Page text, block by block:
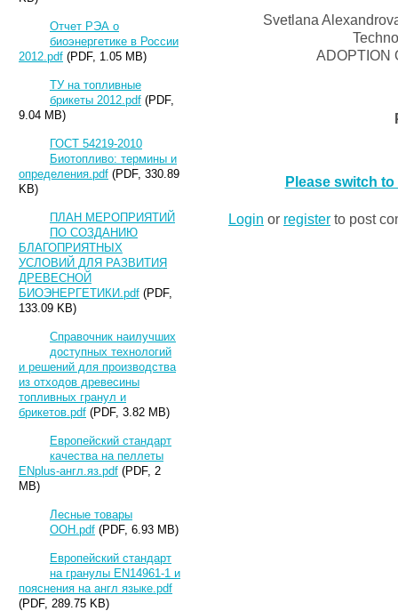
Отчет РЭА о
биоэнергетике в России
2012.pdf (PDF, 1.05 MB)
ТУ на топливные
брикеты 2012.pdf (PDF,
9.04 MB)
ГОСТ 54219-2010
Биотопливо: термины и
определения.pdf (PDF, 330.89
KB)
ПЛАН МЕРОПРИЯТИЙ
ПО СОЗДАНИЮ
БЛАГОПРИЯТНЫХ
УСЛОВИЙ ДЛЯ РАЗВИТИЯ
ДРЕВЕСНОЙ
БИОЭНЕРГЕТИКИ.pdf (PDF,
133.09 KB)
Справочник наилучших
доступных технологий
и решений для производства
из отходов древесины
топливных гранул и
брикетов.pdf (PDF, 3.82 MB)
Европейский стандарт
качества на пеллеты
ENplus-англ.яз.pdf (PDF, 2
MB)
Лесные товары
ООН.pdf (PDF, 6.93 MB)
Европейский стандарт
на гранулы EN14961-1 и
пояснения на англ языке.pdf
(PDF, 289.75 KB)
Svetlana
ADOPTION
Please switch
Login or register to post